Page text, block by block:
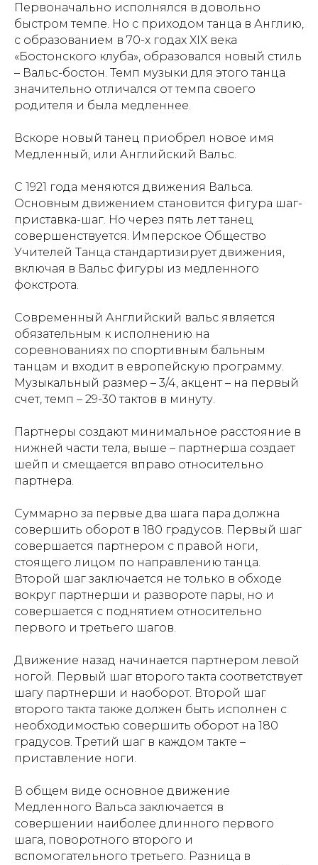
Первоначально исполнялся в довольно
быстром темпе. Но с приходом танца в Англию,
с образованием в 70-х годах XIX века
«Бостонского клуба», образовался новый стиль
– Вальс-бостон. Темп музыки для этого танца
значительно отличался от темпа своего
родителя и была медленнее.
Вскоре новый танец приобрел новое имя
Медленный, или Английский Вальс.
С 1921 года меняются движения Вальса.
Основным движением становится фигура шаг-
приставка-шаг. Но через пять лет танец
совершенствуется. Имперское Общество
Учителей Танца стандартизирует движения,
включая в Вальс фигуры из медленного
фокстрота.
Современный Английский вальс является
обязательным к исполнению на
соревнованиях по спортивным бальным
танцам и входит в европейскую программу.
Музыкальный размер – 3/4, акцент – на первый
счет, темп – 29-30 тактов в минуту.
Партнеры создают минимальное расстояние в
нижней части тела, выше – партнерша создает
шейп и смещается вправо относительно
партнера.
Суммарно за первые два шага пара должна
совершить оборот в 180 градусов. Первый шаг
совершается партнером с правой ноги,
стоящего лицом по направлению танца.
Второй шаг заключается не только в обходе
вокруг партнерши и развороте пары, но и
совершается с поднятием относительно
первого и третьего шагов.
Движение назад начинается партнером левой
ногой. Первый шаг второго такта соответствует
шагу партнерши и наоборот. Второй шаг
второго такта также должен быть исполнен с
необходимостью совершить оборот на 180
градусов. Третий шаг в каждом такте –
приставление ноги.
В общем виде основное движение
Медленного Вальса заключается в
совершении наиболее длинного первого
шага, поворотного второго и
вспомогательного третьего. Разница в